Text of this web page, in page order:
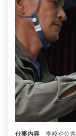
仕事内容
学校や公